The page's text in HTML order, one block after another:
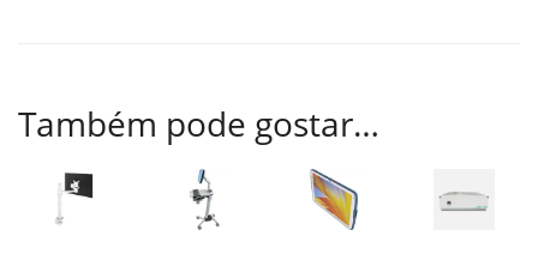
Também pode gostar…